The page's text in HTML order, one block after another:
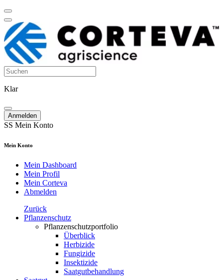
Klar
Anmelden
SS Mein Konto
Mein Konto
Mein Dashboard
Mein Profil
Mein Corteva
Abmelden
Zurück
Pflanzenschutz
Pflanzenschutzportfolio
Überblick
Herbizide
Fungizide
Insektizide
Saatgutbehandlung